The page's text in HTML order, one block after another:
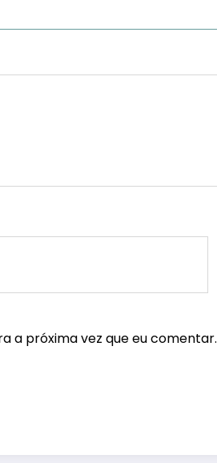
a próxima vez que eu comentar.